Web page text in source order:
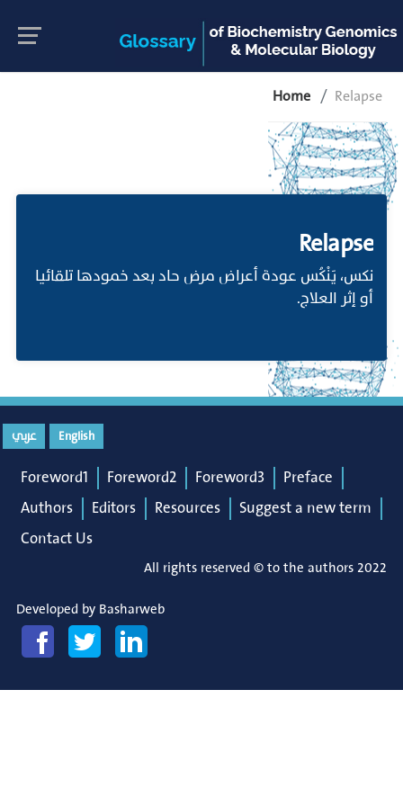
Home Relapse
Relapse
نكس، يَنْكُس عودة أعراض مرض حاد بعد خمودها تلقائيا
أو إثر العلاج.
English عربي
Foreword1 Foreword2 Foreword3
Preface
Authors
Editors Resources
Suggest a new term
Contact Us
All rights reserved © to the authors 2022
Developed by Basharweb